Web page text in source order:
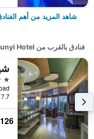
شاهد المزيد من أهم
فنادق بالقرب من Junyi Hotel
3 نجوم
7.7 كيلومتر عن وسط المدينة
126 ﷼